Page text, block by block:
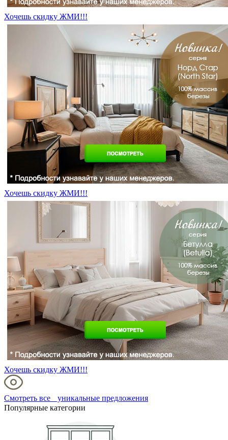
Хочешь скидку ЖМИ!!!
Хочешь скидку ЖМИ!!!
Хочешь скидку ЖМИ!!!
Смотреть все уникальные предложения
Популярные категории